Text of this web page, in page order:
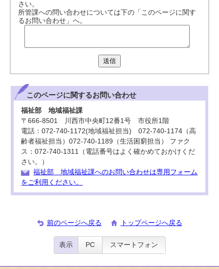
さい。
所管課への問い合わせについては下の「このページに関す
るお問い合わせ」へ。
送信
このページに関するお問い合わせ
福祉部 地域福祉課
〒666-8501 川西市中央町12番1号 市役所1階
電話：072-740-1172(地域福祉担当) 072-740-1174（高
齢者福祉担当）072-740-1189（生活困窮担当） ファク
ス：072-740-1311（電話番号はよく確かめておかけくだ
さい。）
福祉部 地域福祉課へのお問い合わせは専用フォーム
をご利用ください。
前のページへ戻る トップページへ戻る
表示 PC スマートフォン